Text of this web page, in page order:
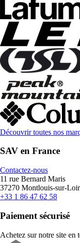
Découvrir toutes nos
SAV en France
Contactez-nous
11 rue Bernard Maris
37270 Montlouis-sur-
+33 1 86 47 62 58
Paiement sécurisé
Achetez sur notre site en